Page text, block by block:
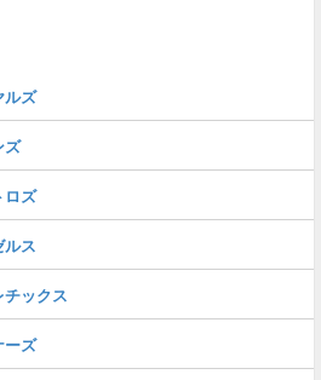
ルズ
ズ
ロズ
ルス
チックス
ーズ